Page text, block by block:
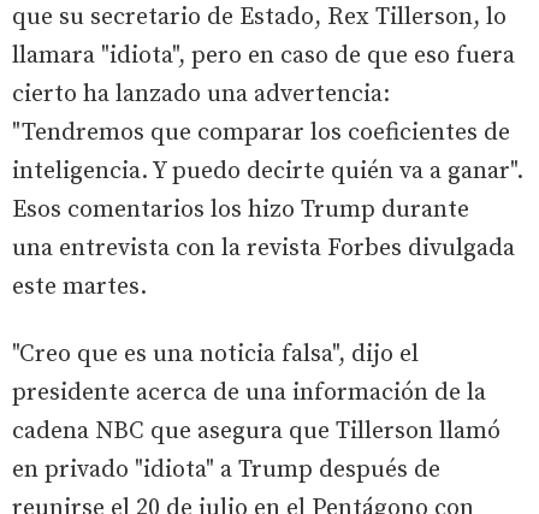
que su secretario de Estado, Rex Tillerson, lo
llamara "idiota", pero en caso de que eso fuera
cierto ha lanzado una advertencia:
"Tendremos que comparar los coeficientes de
inteligencia. Y puedo decirte quién va a ganar".
Esos comentarios los hizo Trump durante
una entrevista con la revista Forbes divulgada
este martes.
"Creo que es una noticia falsa", dijo el
presidente acerca de una información de la
cadena NBC que asegura que Tillerson llamó
en privado "idiota" a Trump después de